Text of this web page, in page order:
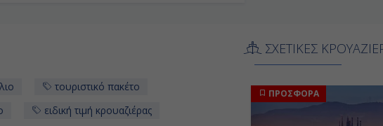
τουριστικό πακέτο
ειδική τιμή κρουαζιέρας
ΣΧΕΤΙΚΕΣ
ΠΡΟΣΦΟΡΑ